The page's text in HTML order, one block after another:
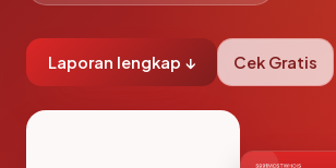
Laporan lengkap ↓ Cek Gratis